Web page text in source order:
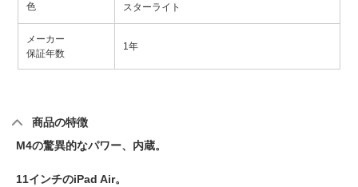
色 スターライト
メーカー
保証年数
1年
商品の特徴
M4の驚異的なパワー、内蔵。
11インチのiPad Air。